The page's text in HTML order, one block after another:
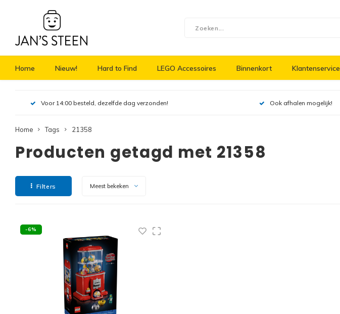
Home Nieuw! Hard to Find LEGO Accessoires Binnenkort Klantenservice
Voor 14:00 besteld, dezelfde dag verzonden! Ook afhalen mogelijk!
Home Tags 21358
Producten getagd met 21358
Filters Meest bekeken
-6%